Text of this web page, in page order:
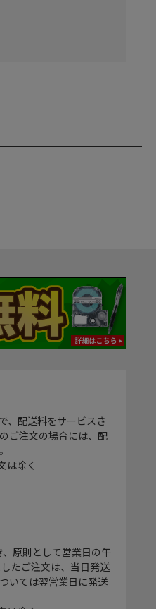
、配送料をサービスさ
ご注文の場合には、配
は除く
原則として営業日の午
たご注文は、当日発送
いては翌営業日に発送